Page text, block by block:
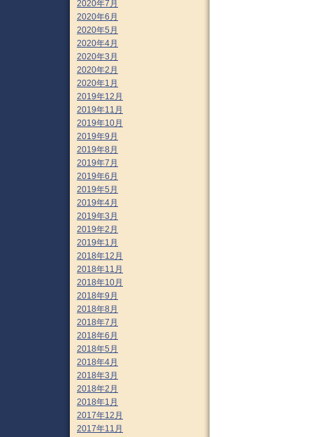
2020年7月
2020年6月
2020年5月
2020年4月
2020年3月
2020年2月
2020年1月
2019年12月
2019年11月
2019年10月
2019年9月
2019年8月
2019年7月
2019年6月
2019年5月
2019年4月
2019年3月
2019年2月
2019年1月
2018年12月
2018年11月
2018年10月
2018年9月
2018年8月
2018年7月
2018年6月
2018年5月
2018年4月
2018年3月
2018年2月
2018年1月
2017年12月
2017年11月